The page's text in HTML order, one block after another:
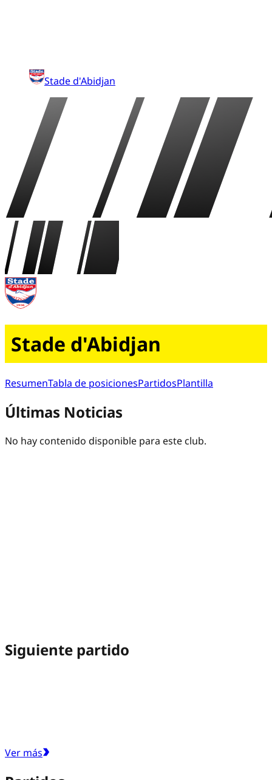
Stade d'Abidjan
Stade d'Abidjan
ResumenTabla de posicionesPartidosPlantilla
Últimas Noticias
No hay contenido disponible para este club.
Siguiente partido
Ver más